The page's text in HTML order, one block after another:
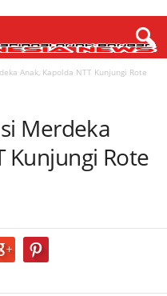
Anak, Kapolda NTT Kunjungi Rote
Merdeka
Kunjungi Rote